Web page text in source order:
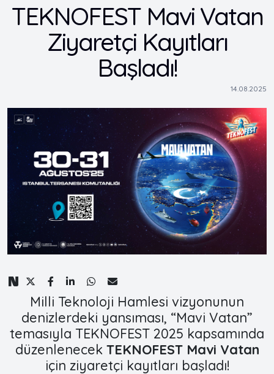
TEKNOFEST Mavi Vatan
Ziyaretçi Kayıtları
Başladı!
14.08.2025
Milli Teknoloji Hamlesi vizyonunun
denizlerdeki yansıması, “Mavi Vatan”
temasıyla TEKNOFEST 2025 kapsamında
düzenlenecek TEKNOFEST Mavi Vatan
için ziyaretçi kayıtları başladı!